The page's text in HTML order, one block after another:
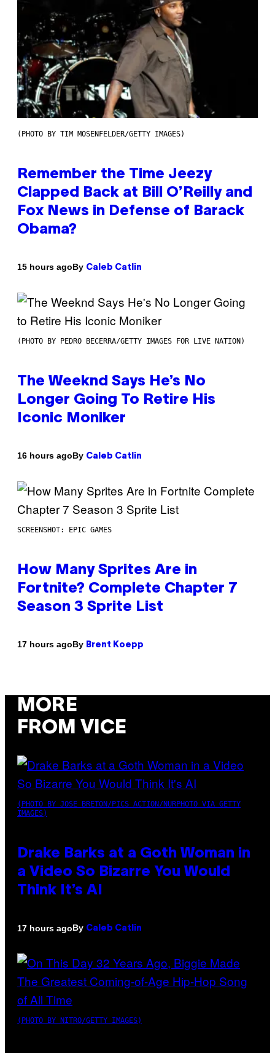
(PHOTO BY TIM MOSENFELDER/GETTY IMAGES)
Remember the Time Jeezy
Clapped Back at Bill O’Reilly and
Fox News in Defense of Barack
Obama?
15 hours agoBy Caleb Catlin
(PHOTO BY PEDRO BECERRA/GETTY IMAGES FOR LIVE NATION)
The Weeknd Says He’s No
Longer Going To Retire His
Iconic Moniker
16 hours agoBy Caleb Catlin
SCREENSHOT: EPIC GAMES
How Many Sprites Are in
Fortnite? Complete Chapter 7
Season 3 Sprite List
17 hours agoBy Brent Koepp
MORE
FROM VICE
(PHOTO BY JOSE BRETON/PICS ACTION/NURPHOTO VIA GETTY
IMAGES)
Drake Barks at a Goth Woman in
a Video So Bizarre You Would
Think It’s AI
17 hours agoBy Caleb Catlin
(PHOTO BY NITRO/GETTY IMAGES)